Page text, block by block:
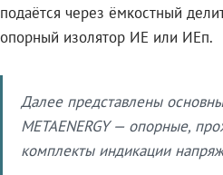
подаётся через ёмкостный
опорный изолятор ИЕ или ИЕп.
Далее представлены
METAENERGY — опорные,
комплекты индикации